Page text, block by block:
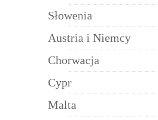
Słowenia
Austria i Niemcy
Chorwacja
Cypr
Malta